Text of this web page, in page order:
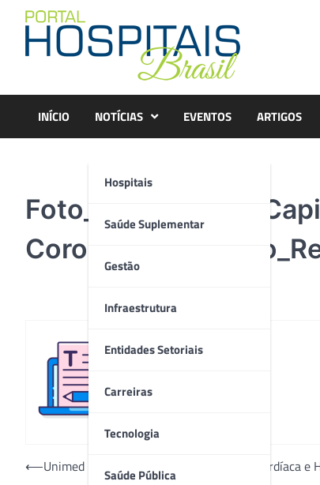
content
INÍCIO NOTÍCIAS
Hospitais
Saúde Suplementar
Gestão
Infraestrutura
Entidades Setoriais
Carreiras
Tecnologia
Saúde Pública
EVENTOS ARTIGOS
Coronariana -
Navegação
⟵Unimed intensifica serviços de Cirurgia Cardíaca